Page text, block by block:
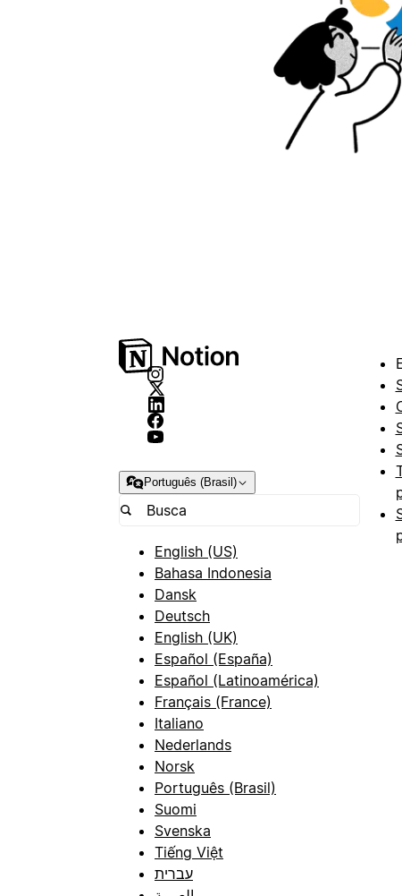
Português (Brasil)
English (US)
Bahasa Indonesia
Dansk
Deutsch
English (UK)
Español (España)
Español (Latinoamérica)
Français (France)
Italiano
Nederlands
Norsk
Português (Brasil)
Suomi
Svenska
Tiếng Việt
עברית